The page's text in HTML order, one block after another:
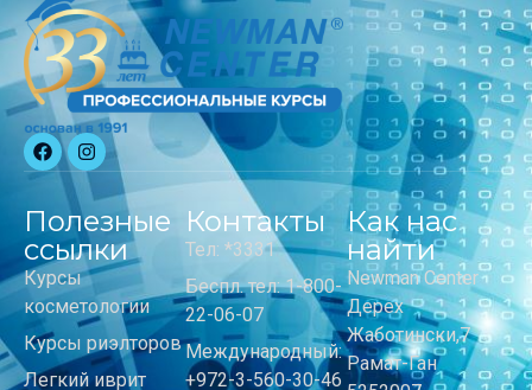
Полезные
ссылки
Курсы
косметологии
Курсы риэлторов
Легкий иврит
Контакты
Тел: *3331
Беспл. тел: 1-800-
22-06-07
Международный:
+972-3-560-30-46
Как нас
найти
Newman Center
Дерех
Жаботински,7
Рамат-Ган